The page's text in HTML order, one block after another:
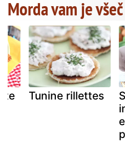
Morda vam je všeč
Tunine rillettes